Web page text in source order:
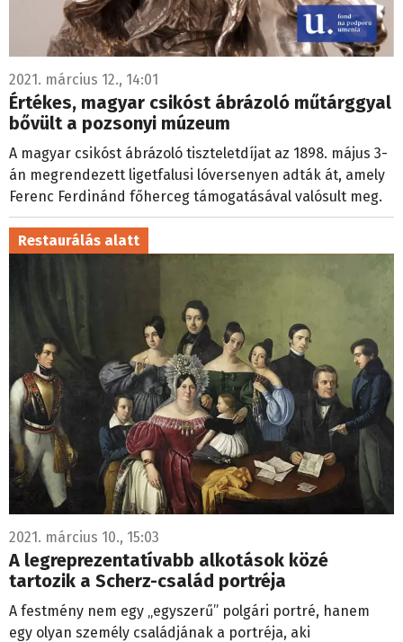
2021. március 12., 14:01
Értékes, magyar csikóst ábrázoló műtárggyal
bővült a pozsonyi múzeum
A magyar csikóst ábrázoló tiszteletdíjat az 1898. május 3-
án megrendezett ligetfalusi lóversenyen adták át, amely
Ferenc Ferdinánd főherceg támogatásával valósult meg.
Restaurálás alatt
2021. március 10., 15:03
A legreprezentatívabb alkotások közé
tartozik a Scherz-család portréja
A festmény nem egy „egyszerű” polgári portré, hanem
egy olyan személy családjának a portréja, aki